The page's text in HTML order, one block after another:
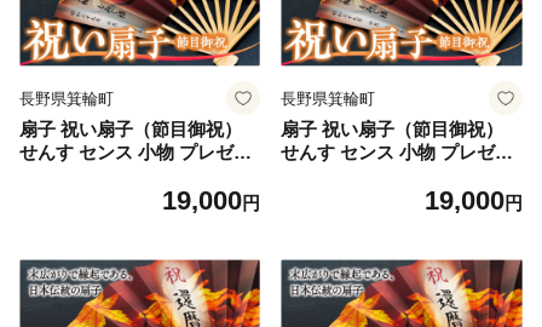
長野県箕輪町
扇子 祝い扇子（節目御祝）
せんす センス 小物 プレゼン
19,000円
長野県箕輪町
扇子 祝い扇子（節目御祝）
せんす センス 小物 プレゼン
19,000円